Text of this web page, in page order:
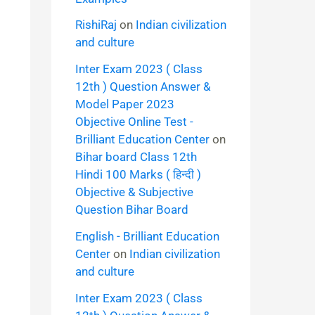
RishiRaj on Indian civilization
and culture
Inter Exam 2023 ( Class
12th ) Question Answer &
Model Paper 2023
Objective Online Test -
Brilliant Education Centeron
Bihar board Class 12th
Hindi 100 Marks ( हिन्दी )
Objective & Subjective
Question Bihar Board
English - Brilliant Education
Centeron Indian civilization
and culture
Inter Exam 2023 ( Class